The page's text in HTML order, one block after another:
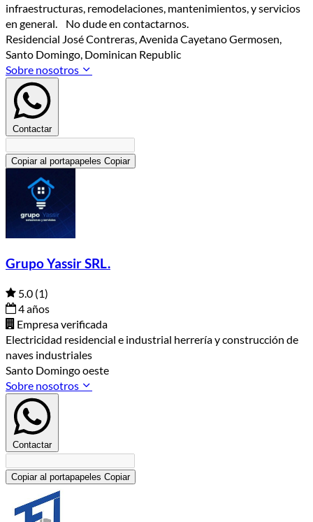
infraestructuras, remodelaciones, mantenimientos, y servicios
en general. No dude en contactarnos.
Residencial José Contreras, Avenida Cayetano Germosen,
Santo Domingo, Dominican Republic
Sobre nosotros
Contactar
Copiar al portapapeles Copiar
Grupo Yassir SRL.
5.0 (1)
4 años
Empresa verificada
Electricidad residencial e industrial herrería y construcción de
naves industriales
Santo Domingo oeste
Sobre nosotros
Contactar
Copiar al portapapeles Copiar